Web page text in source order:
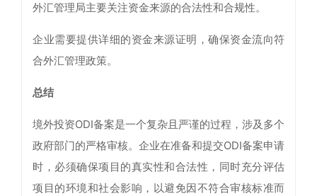
外汇管理局主要关注资金来源的合法性和合规性。
企业需要提供详细的资金来源证明，确保资金流向符
合外汇管理政策。
总结
境外投资ODI备案是一个复杂且严谨的过程，涉及多个
政府部门的严格审核。企业在准备和提交ODI备案申请
时，必须确保项目的真实性和合法性，同时充分评估
项目的环境和社会影响，以避免因不符合审核标准而